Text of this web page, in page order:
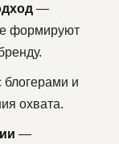
—
формируют
и
охвата.
—